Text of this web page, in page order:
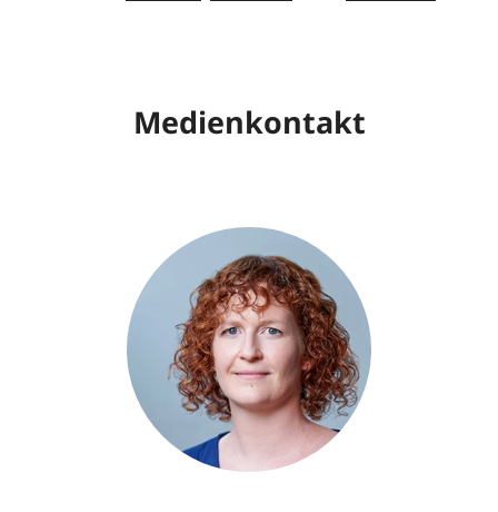
Medienkontakt